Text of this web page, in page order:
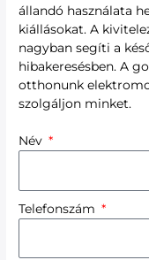
állandó használata
kiállásokat. A
nagyban segíti a
hibakeresésben. A
otthonunk
szolgáljon minket.
Név
Telefonszám